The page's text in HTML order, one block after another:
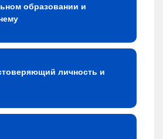
образовании и
личность и